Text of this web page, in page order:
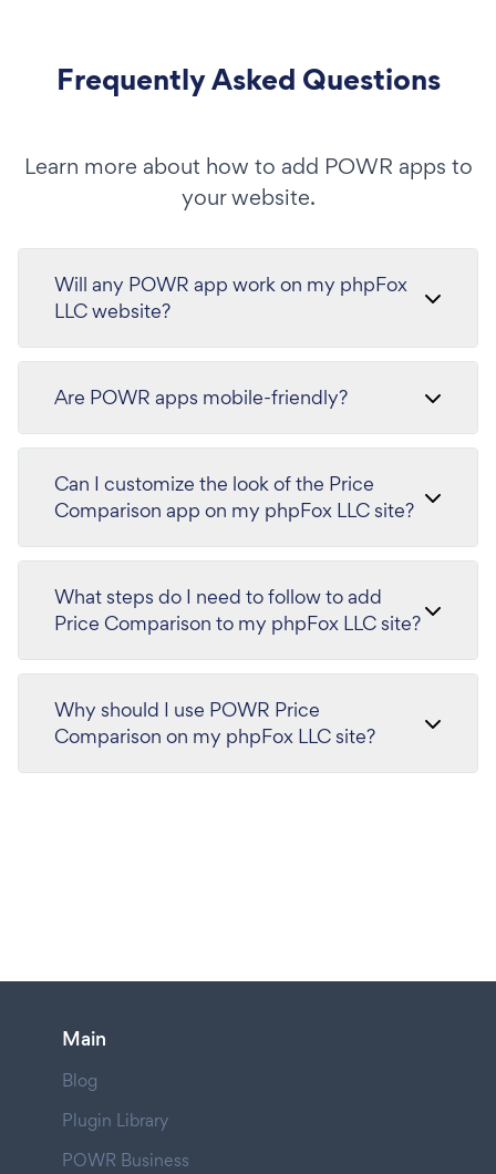
Frequently Asked Questions
Learn more about how to add POWR apps to
your website.
Will any POWR app work on my phpFox
LLC website?
Are POWR apps mobile-friendly?
Can I customize the look of the Price
Comparison app on my phpFox LLC site?
What steps do I need to follow to add
Price Comparison to my phpFox LLC site?
Why should I use POWR Price
Comparison on my phpFox LLC site?
Main
Blog
Plugin Library
POWR Business